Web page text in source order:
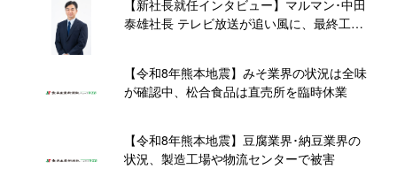
【新社長就任インタビュー】マルマン･中田
泰雄社長 テレビ放送が追い風に、最終工程
【令和8年熊本地震】みそ業界の状況は全味
が確認中、松合食品は直売所を臨時休業
【令和8年熊本地震】豆腐業界･納豆業界の
状況、製造工場や物流センターで被害